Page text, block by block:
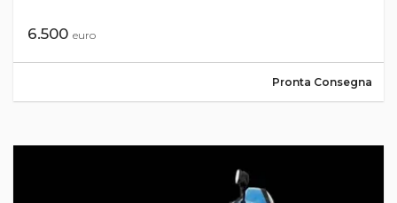
6.500 euro
Pronta Consegna